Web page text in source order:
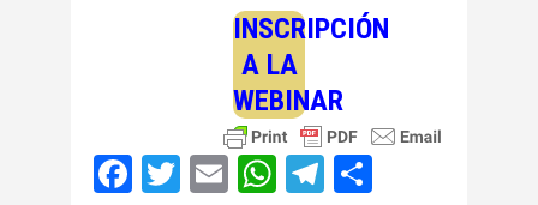
INSCRIPCIÓN
A LA
WEBINAR
Facebook
TwitterEmailWhatsApp
Telegram